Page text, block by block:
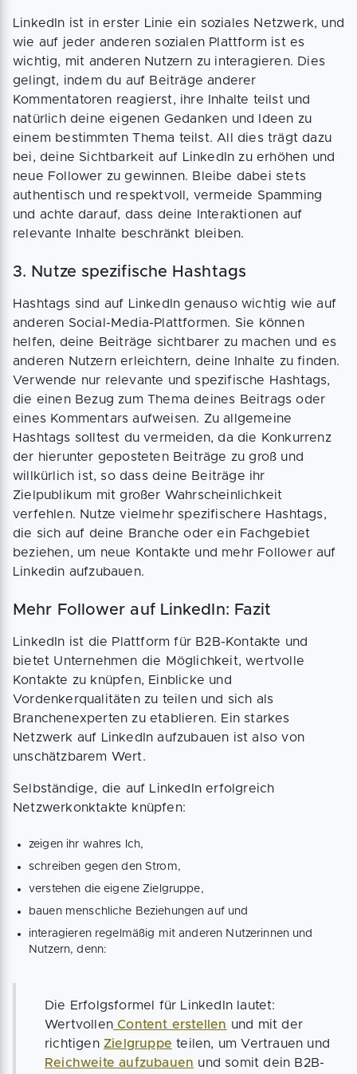
LinkedIn ist in erster Linie ein soziales Netzwerk, und
wie auf jeder anderen sozialen Plattform ist es
wichtig, mit anderen Nutzern zu interagieren. Dies
gelingt, indem du auf Beiträge anderer
Kommentatoren reagierst, ihre Inhalte teilst und
natürlich deine eigenen Gedanken und Ideen zu
einem bestimmten Thema teilst. All dies trägt dazu
bei, deine Sichtbarkeit auf LinkedIn zu erhöhen und
neue Follower zu gewinnen. Bleibe dabei stets
authentisch und respektvoll, vermeide Spamming
und achte darauf, dass deine Interaktionen auf
relevante Inhalte beschränkt bleiben.
3. Nutze spezifische Hashtags
Hashtags sind auf LinkedIn genauso wichtig wie auf
anderen Social-Media-Plattformen. Sie können
helfen, deine Beiträge sichtbarer zu machen und es
anderen Nutzern erleichtern, deine Inhalte zu finden.
Verwende nur relevante und spezifische Hashtags,
die einen Bezug zum Thema deines Beitrags oder
eines Kommentars aufweisen. Zu allgemeine
Hashtags solltest du vermeiden, da die Konkurrenz
der hierunter geposteten Beiträge zu groß und
willkürlich ist, so dass deine Beiträge ihr
Zielpublikum mit großer Wahrscheinlichkeit
verfehlen. Nutze vielmehr spezifischere Hashtags,
die sich auf deine Branche oder ein Fachgebiet
beziehen, um neue Kontakte und mehr Follower auf
Linkedin aufzubauen.
Mehr Follower auf LinkedIn: Fazit
LinkedIn ist die Plattform für B2B-Kontakte und
bietet Unternehmen die Möglichkeit, wertvolle
Kontakte zu knüpfen, Einblicke und
Vordenkerqualitäten zu teilen und sich als
Branchenexperten zu etablieren. Ein starkes
Netzwerk auf LinkedIn aufzubauen ist also von
unschätzbarem Wert.
Selbständige, die auf LinkedIn erfolgreich
Netzwerkonktakte knüpfen:
zeigen ihr wahres Ich,
schreiben gegen den Strom,
verstehen die eigene Zielgruppe,
bauen menschliche Beziehungen auf und
interagieren regelmäßig mit anderen Nutzerinnen und
Nutzern, denn:
Die Erfolgsformel für LinkedIn lautet:
Wertvollen Content erstellen und mit der
richtigen Zielgruppe teilen, um Vertrauen und
Reichweite aufzubauen und somit dein B2B-